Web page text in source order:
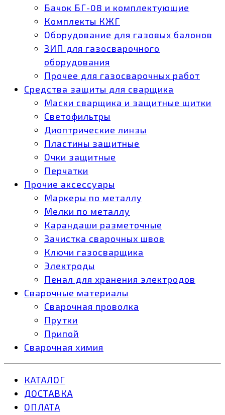
Бачок БГ-08 и комплектующие
Комплекты КЖГ
Оборудование для газовых балонов
ЗИП для газосварочного
оборудования
Прочее для газосварочных работ
Средства защиты для сварщика
Маски сварщика и защитные щитки
Светофильтры
Диоптрические линзы
Пластины защитные
Очки защитные
Перчатки
Прочие аксессуары
Маркеры по металлу
Мелки по металлу
Карандаши разметочные
Зачистка сварочных швов
Ключи газосварщика
Электроды
Пенал для хранения электродов
Сварочные материалы
Сварочная проволка
Прутки
Припой
Сварочная химия
КАТАЛОГ
ДОСТАВКА
ОПЛАТА